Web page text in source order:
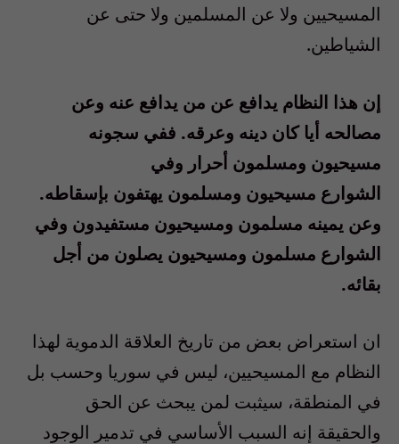
المسيحيين ولا عن المسلمين ولا حتى عن
الشياطين.
إن هذا النظام يدافع عن من يدافع عنه وعن
مصالحه أيا كان دينه وعرقه. ففي سجونه
مسيحيون ومسلمون أحرار وفي
الشوارع مسيحيون ومسلمون يهتفون بإسقاطه.
وعن يمينه مسلمون ومسيحيون مستفيدون وفي
الشوارع مسلمون ومسيحيون يصلون من أجل
بقائه.
ان استعراض بعض من تاريخ العلاقة الدموية لهذا
النظام مع المسيحيين، ليس في سوريا وحسب بل
في المنطقة، سيثبت لمن يبحث عن الحق
والحقيقة إنه السبب الأساسي في تدمير الوجود